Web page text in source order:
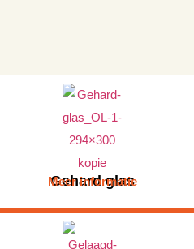
Gehard glas
Meer informatie